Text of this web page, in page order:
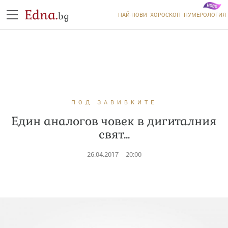
Edna.bg НАЙ-НОВИ ХОРОСКОП НУМЕРОЛОГИЯ
ПОД ЗАВИВКИТЕ
Един аналогов човек в дигиталния
свят...
26.04.2017 20:00